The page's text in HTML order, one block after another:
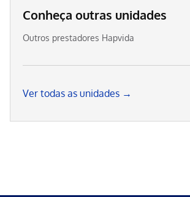
Conheça outras unidades
Outros prestadores Hapvida
Ver todas as unidades →